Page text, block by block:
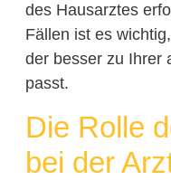
des Hausarztes
Fällen ist es
der besser zu Ihrer
passt.
Die Rolle
bei der